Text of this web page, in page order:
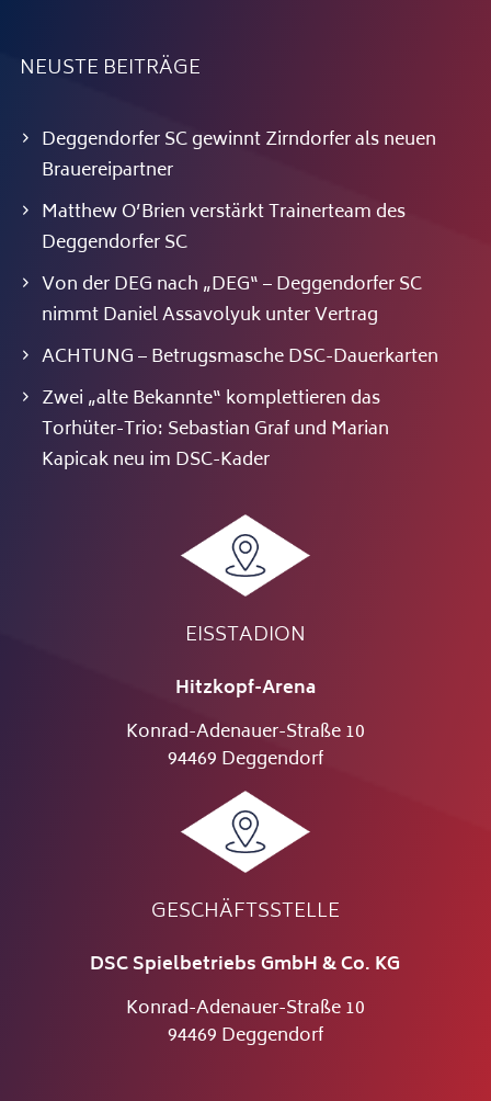
NEUSTE BEITRÄGE
Deggendorfer SC gewinnt Zirndorfer als neuen
Brauereipartner
Matthew O’Brien verstärkt Trainerteam des
Deggendorfer SC
Von der DEG nach „DEG“ – Deggendorfer SC
nimmt Daniel Assavolyuk unter Vertrag
ACHTUNG – Betrugsmasche DSC-Dauerkarten
Zwei „alte Bekannte“ komplettieren das
Torhüter-Trio: Sebastian Graf und Marian
Kapicak neu im DSC-Kader
EISSTADION
Hitzkopf-Arena
Konrad-Adenauer-Straße 10
94469 Deggendorf
GESCHÄFTSSTELLE
DSC Spielbetriebs GmbH & Co. KG
Konrad-Adenauer-Straße 10
94469 Deggendorf